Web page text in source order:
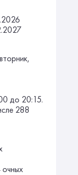
до 20:15.
288